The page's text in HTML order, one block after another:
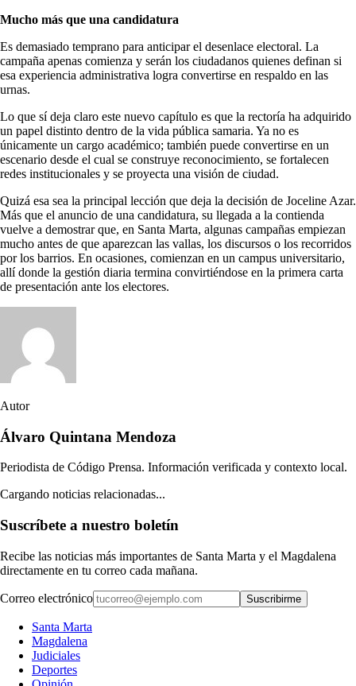
Mucho más que una candidatura
Es demasiado temprano para anticipar el desenlace electoral. La
campaña apenas comienza y serán los ciudadanos quienes definan si
esa experiencia administrativa logra convertirse en respaldo en las
urnas.
Lo que sí deja claro este nuevo capítulo es que la rectoría ha adquirido
un papel distinto dentro de la vida pública samaria. Ya no es
únicamente un cargo académico; también puede convertirse en un
escenario desde el cual se construye reconocimiento, se fortalecen
redes institucionales y se proyecta una visión de ciudad.
Quizá esa sea la principal lección que deja la decisión de Joceline Azar.
Más que el anuncio de una candidatura, su llegada a la contienda
vuelve a demostrar que, en Santa Marta, algunas campañas empiezan
mucho antes de que aparezcan las vallas, los discursos o los recorridos
por los barrios. En ocasiones, comienzan en un campus universitario,
allí donde la gestión diaria termina convirtiéndose en la primera carta
de presentación ante los electores.
Autor
Álvaro Quintana Mendoza
Periodista de Código Prensa. Información verificada y contexto local.
Cargando noticias relacionadas...
Suscríbete a nuestro boletín
Recibe las noticias más importantes de Santa Marta y el Magdalena
directamente en tu correo cada mañana.
Correo electrónico Suscribirme
Santa Marta
Magdalena
Judiciales
Deportes